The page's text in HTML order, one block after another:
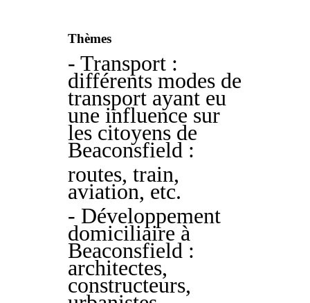
Thèmes
- Transport :
différents modes de
transport ayant eu
une influence sur
les citoyens de
Beaconsfield :
routes, train,
aviation, etc.
- Développement
domiciliaire à
Beaconsfield :
architectes,
constructeurs,